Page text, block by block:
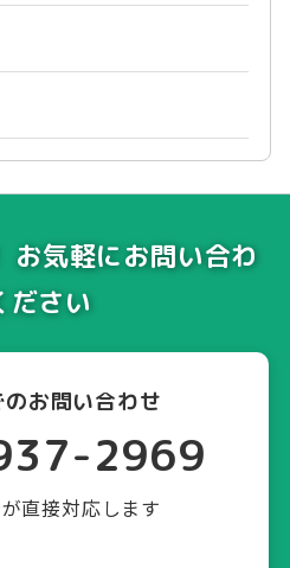
お気軽にお問い合わ
ださい
お問い合わせ
2969
直接対応します